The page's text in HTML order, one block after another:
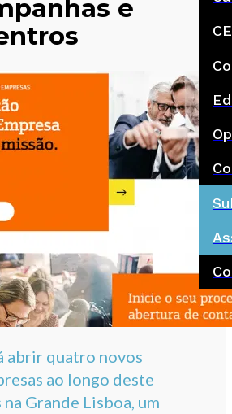
e
abrir quatro novos
ao longo deste
Grande Lisboa, um